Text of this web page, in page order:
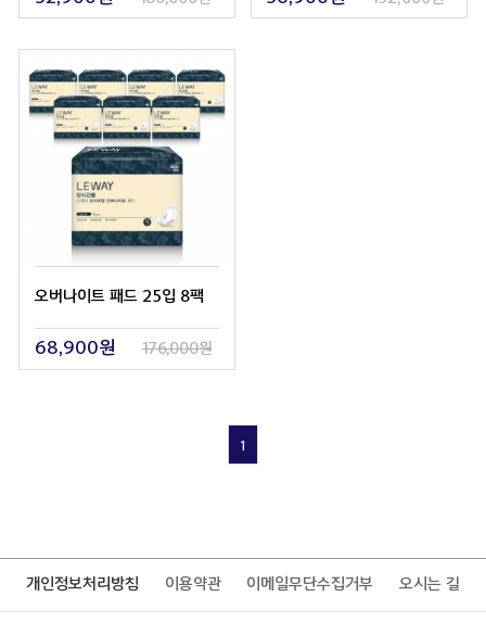
오버나이트 패드 25입 8팩
68,900원 176,000원
1
개인정보처리방침 이용약관 이메일무단수집거부 오시는 길